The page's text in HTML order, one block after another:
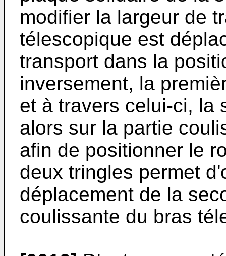
modifier la largeur de
télescopique est
transport dans la
inversement, la
et à travers celui-ci, la
alors sur la partie
afin de positionner le
deux tringles permet
déplacement de la
coulissante du bras